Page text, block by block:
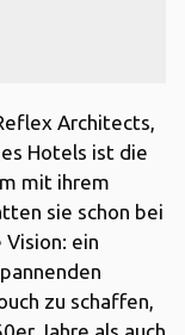
Architects,
Hotels ist die
mit ihrem
sie schon bei
ein
zu schaffen,